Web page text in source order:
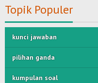
Topik Populer
kunci jawaban
pilihan ganda
kumpulan soal